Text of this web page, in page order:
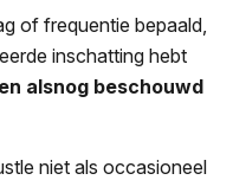
of frequentie bepaald,
inschatting hebt
alsnog beschouwd
niet als occasioneel